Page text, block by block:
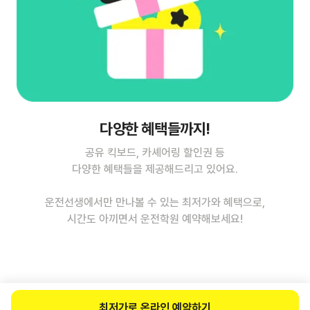
다양한 혜택들까지!
공유 킥보드, 카셰어링 할인권 등
다양한 혜택들을 제공해드리고 있어요.
운전선생에서만 만나볼 수 있는 최저가와 혜택으로,
시간도 아끼면서 운전학원 예약해보세요!